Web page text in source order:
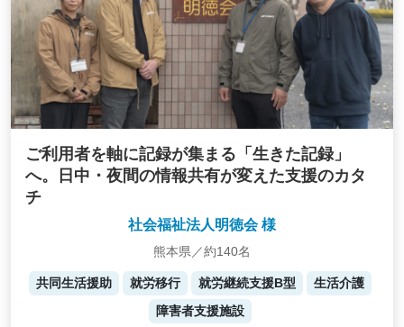
ご利用者を軸に記録が集まる「生きた記録」
へ。日中・夜間の情報共有が変えた支援のカタ
チ
社会福祉法人明徳会 様
熊本県／約140名
共同生活援助 就労移行 就労継続支援B型
生活介護
障害者支援施設